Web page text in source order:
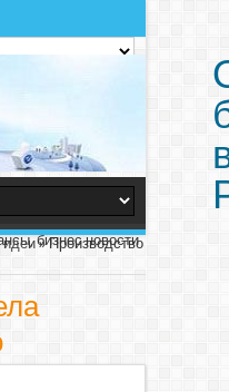
бизнес новости
идеи»Производство